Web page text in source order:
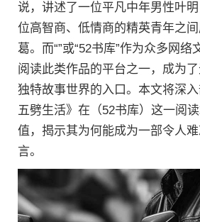
说，讲述了一位平凡中年男性叶
位高智商、低情商的精英青年之
葛。而“”或“52书库”作为众多网络
阅读此类作品的平台之一，成为
独特故事世界的入口。本文将深
五劈生活》在（52书库）这一阅
值，揭示其为何能成为一部令人
言。